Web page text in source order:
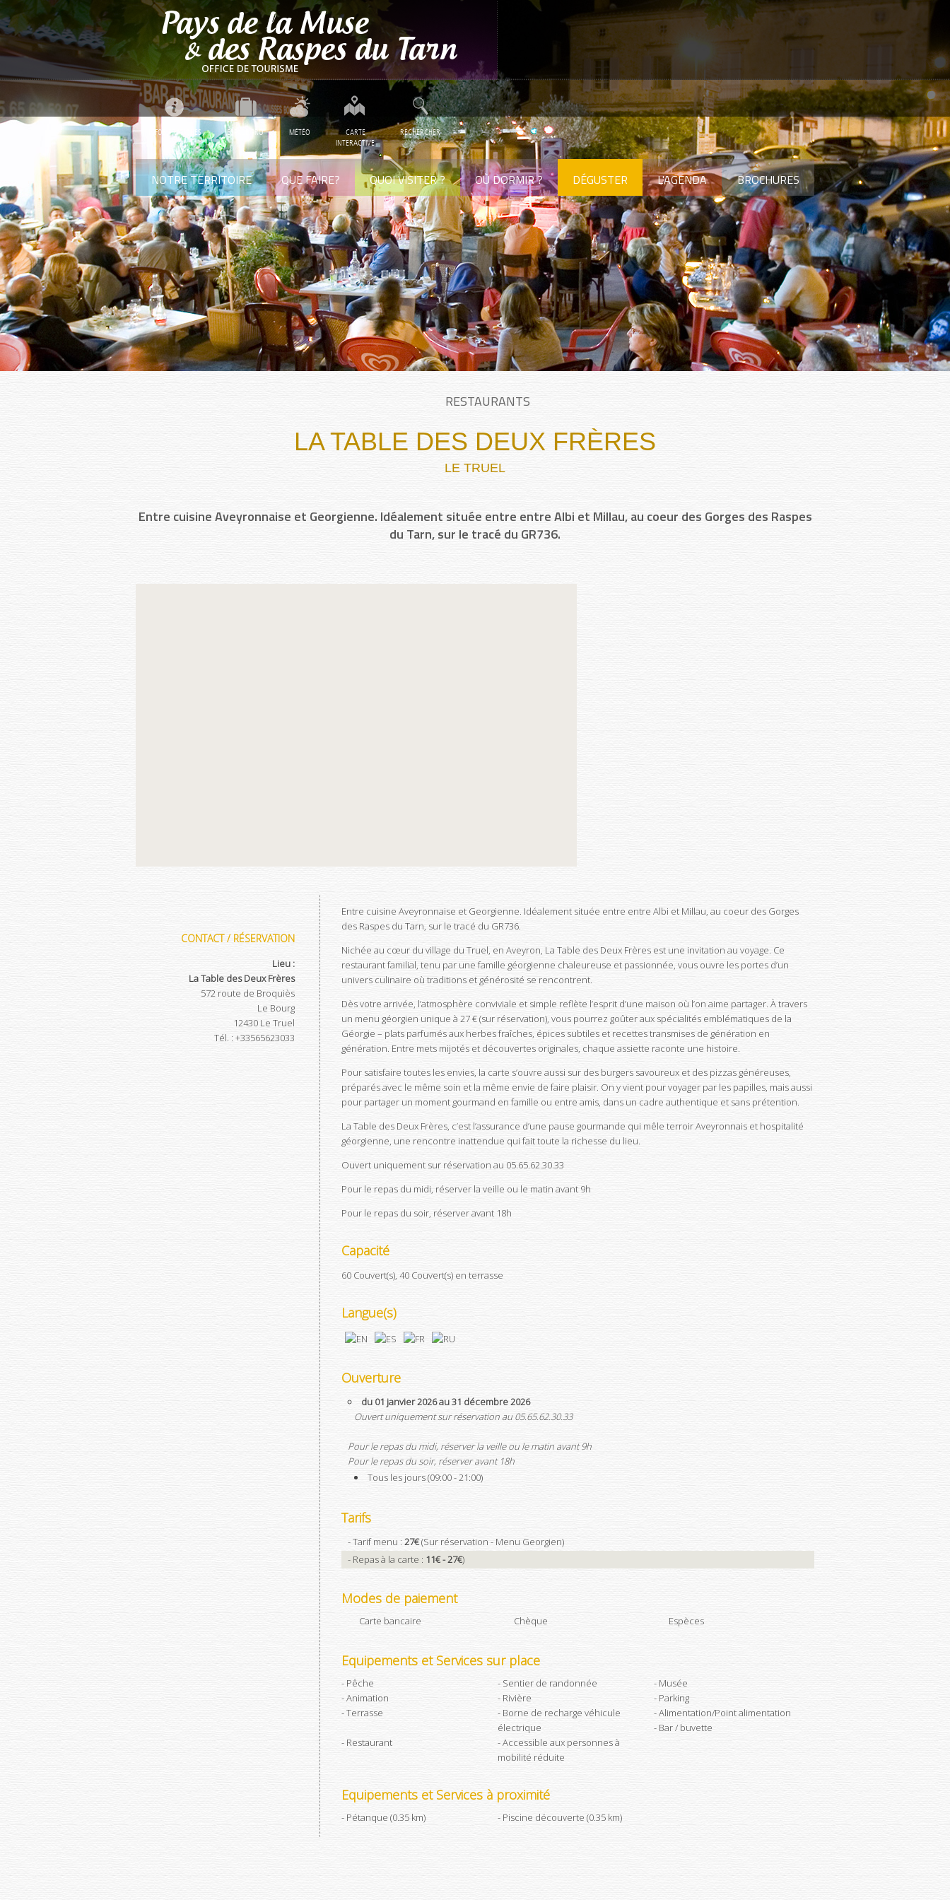
INFOS PRATIQUES ESPACE PRO MÉTÉO
CARTE
INTERACTIVE
RECHERCHER
NOTRE TERRITOIRE QUE FAIRE? QUOI VISITER ? OÙ DORMIR ? DÉGUSTER L'AGENDA BROCHURES
RESTAURANTS
LA TABLE DES DEUX FRÈRES
LE TRUEL
Entre cuisine Aveyronnaise et Georgienne. Idéalement située entre entre Albi et Millau, au coeur des Gorges des Raspes
du Tarn, sur le tracé du GR736.
CONTACT / RÉSERVATION
Lieu :
La Table des Deux Frères
572 route de Broquiès
Le Bourg
12430 Le Truel
Tél. : +33565623033
Entre cuisine Aveyronnaise et Georgienne. Idéalement située entre entre Albi et Millau, au coeur des Gorges
des Raspes du Tarn, sur le tracé du GR736.
Nichée au cœur du village du Truel, en Aveyron, La Table des Deux Frères est une invitation au voyage. Ce
restaurant familial, tenu par une famille géorgienne chaleureuse et passionnée, vous ouvre les portes d’un
univers culinaire où traditions et générosité se rencontrent.
Dès votre arrivée, l’atmosphère conviviale et simple reflète l’esprit d’une maison où l’on aime partager. À travers
un menu géorgien unique à 27 € (sur réservation), vous pourrez goûter aux spécialités emblématiques de la
Géorgie – plats parfumés aux herbes fraîches, épices subtiles et recettes transmises de génération en
génération. Entre mets mijotés et découvertes originales, chaque assiette raconte une histoire.
Pour satisfaire toutes les envies, la carte s’ouvre aussi sur des burgers savoureux et des pizzas généreuses,
préparés avec le même soin et la même envie de faire plaisir. On y vient pour voyager par les papilles, mais aussi
pour partager un moment gourmand en famille ou entre amis, dans un cadre authentique et sans prétention.
La Table des Deux Frères, c’est l’assurance d’une pause gourmande qui mêle terroir Aveyronnais et hospitalité
géorgienne, une rencontre inattendue qui fait toute la richesse du lieu.
Ouvert uniquement sur réservation au 05.65.62.30.33
Pour le repas du midi, réserver la veille ou le matin avant 9h
Pour le repas du soir, réserver avant 18h
Capacité
60 Couvert(s), 40 Couvert(s) en terrasse
Langue(s)
Ouverture
du 01 janvier 2026 au 31 décembre 2026
Ouvert uniquement sur réservation au 05.65.62.30.33
Pour le repas du midi, réserver la veille ou le matin avant 9h
Pour le repas du soir, réserver avant 18h
Tous les jours (09:00 - 21:00)
Tarifs
- Tarif menu : 27€(Sur réservation - Menu Georgien)
- Repas à la carte : 11€ - 27€)
Modes de paiement
Carte bancaire Chèque Espèces
Equipements et Services sur place
Pêche Sentier de randonnée
Musée
Animation
Rivière
Parking
Terrasse
Borne de recharge véhicule
électrique
Alimentation/Point alimentation
Bar / buvette
Restaurant
Accessible aux personnes à
mobilité réduite
Equipements et Services à proximité
Pétanque (0.35 km) Piscine découverte (0.35 km)